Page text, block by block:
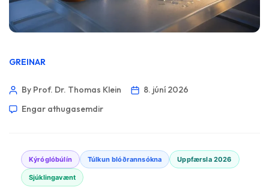
GREINAR
By Prof. Dr. Thomas Klein
8. júní 2026
Engar athugasemdir
Kýróglóbúlín Túlkun blóðrannsókna Uppfærsla 2026
Sjúklingavænt